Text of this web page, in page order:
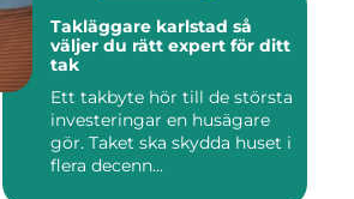
Takläggare karlstad så
väljer du rätt expert för ditt
tak
Ett takbyte hör till de största
investeringar en husägare
gör. Taket ska skydda huset i
flera decenn...